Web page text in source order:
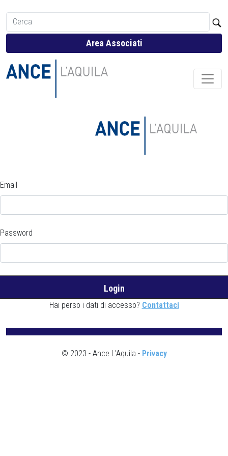
Area Associati
Email
Password
Hai perso i dati di accesso? Contattaci
© 2023 - Ance L'Aquila - Privacy